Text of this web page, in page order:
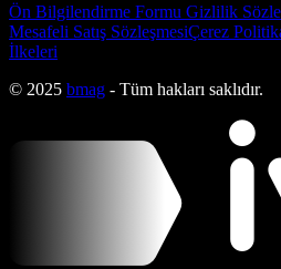
Ön Bilgilendirme Formu Gizlilik
Mesafeli Satış SözleşmesiÇerez
İlkeleri
© 2025 bmag - Tüm hakları saklıdır.